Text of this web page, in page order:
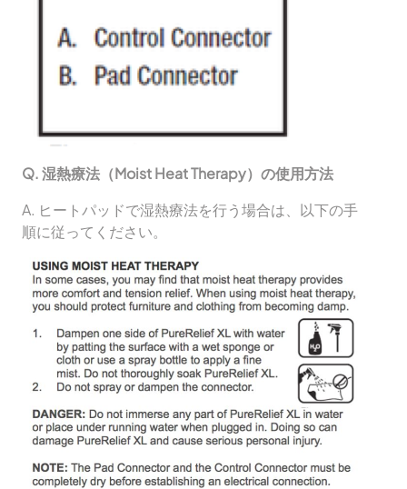
Q.湿熱療法（Moist Heat Therapy）の使用方法
A. ヒートパッドで湿熱療法を行う場合は、以下の手
順に従ってください。